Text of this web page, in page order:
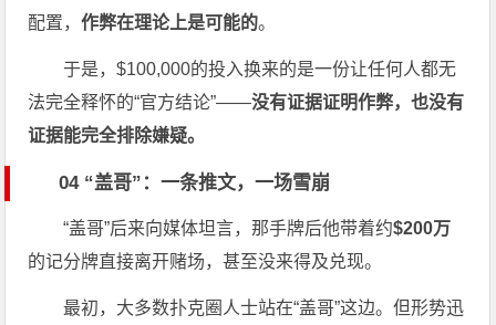
配置，作弊在理论上是可能的。
于是，$100,000的投入换来的是一份让任何人都无
法完全释怀的“官方结论”——没有证据证明作弊，也没有
证据能完全排除嫌疑。
04 “盖哥”：一条推文，一场雪崩
“盖哥”后来向媒体坦言，那手牌后他带着约$200万
的记分牌直接离开赌场，甚至没来得及兑现。
最初，大多数扑克圈人士站在“盖哥”这边。但形势迅